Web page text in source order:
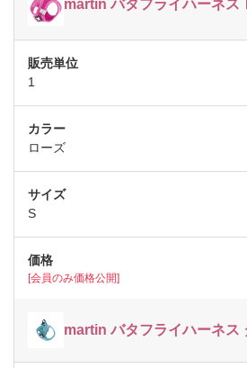
martin バタフライハーネス
1
ローズ
S
[会員のみ価格公開]
martin バタフライハーネス